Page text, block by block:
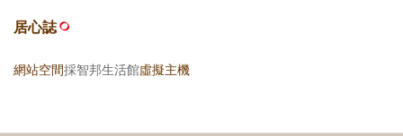
居心誌
網站空間採智邦生活館虛擬主機